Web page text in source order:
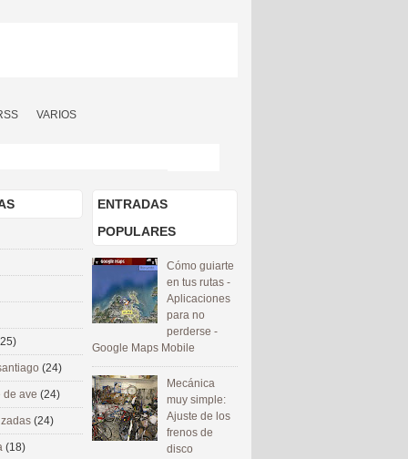
VARIOS
ENTRADAS
POPULARES
Cómo guiarte
en tus rutas -
Aplicaciones
para no
perderse -
Google Maps Mobile
Mecánica
muy simple:
Ajuste de los
frenos de
disco
(24)
de ave (24)
(24)
(18)